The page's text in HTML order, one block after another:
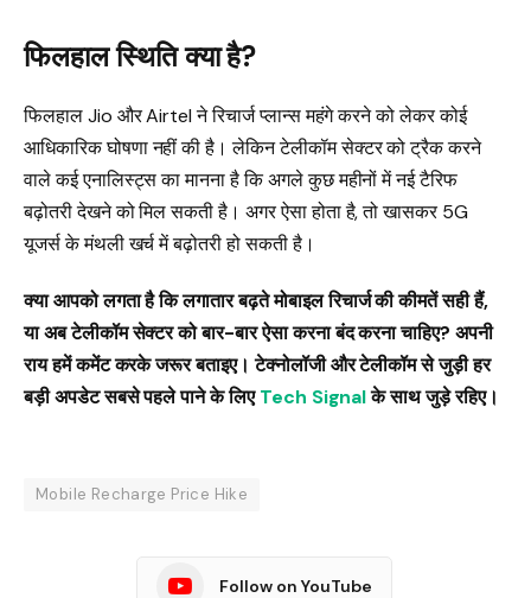
फिलहाल स्थिति क्या है?
फिलहाल Jio और Airtel ने रिचार्ज प्लान्स महंगे करने को लेकर कोई
आधिकारिक घोषणा नहीं की है। लेकिन टेलीकॉम सेक्टर को ट्रैक करने
वाले कई एनालिस्ट्स का मानना है कि अगले कुछ महीनों में नई टैरिफ
बढ़ोतरी देखने को मिल सकती है। अगर ऐसा होता है, तो खासकर 5G
यूजर्स के मंथली खर्च में बढ़ोतरी हो सकती है।
क्या आपको लगता है कि लगातार बढ़ते मोबाइल रिचार्ज की कीमतें सही हैं,
या अब टेलीकॉम सेक्टर को बार-बार ऐसा करना बंद करना चाहिए? अपनी
राय हमें कमेंट करके जरूर बताइए। टेक्नोलॉजी और टेलीकॉम से जुड़ी हर
बड़ी अपडेट सबसे पहले पाने के लिएTech Signalके साथ जुड़े रहिए।
Mobile Recharge Price Hike
Follow on YouTube